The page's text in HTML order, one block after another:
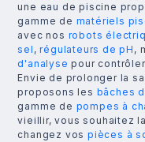
une eau de piscine
gamme de matériels
avec nos robots
sel ,régulateurs de pH ,
d'analyse pour
Envie de prolonger la
proposons les bâches
gamme de pompes à
vieillir, vous souhaitez
changez vos pièces à